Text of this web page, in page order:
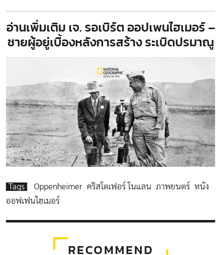
อ่านเพิ่มเติม เจ. รอเบิร์ต ออปเพนไฮเมอร์ –
ชายผู้อยู่เบื้องหลังการสร้าง ระเบิดปรมาณู
Tags Oppenheimer คริสโตเฟอร์ โนแลน ภาพยนตร์ หนัง
ออฟเฟนไฮเมอร์
RECOMMEND